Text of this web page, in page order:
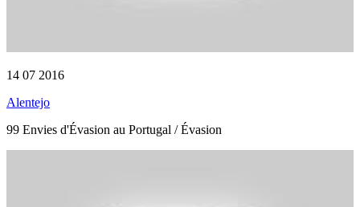
14 07 2016
Alentejo
99 Envies d'Évasion au Portugal / Évasion